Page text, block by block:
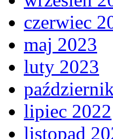
czerwiec
maj 2023
luty 2023
lipiec 2022
listopad